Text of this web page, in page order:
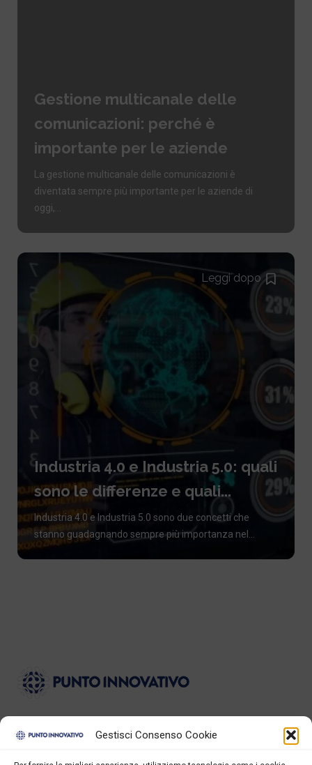
Gestisci Consenso Cookie
Gestione multicanale delle
comunicazioni: perché è
importante per le aziende
La gestione multicanale delle comunicazioni è
diventata sempre più importante per le aziende di
oggi,...
Leggi dopo
Industria 4.0 e Industria 5.0: quali
sono le differenze e quali...
Industria 4.0 e Industria 5.0 sono due concetti che
stanno guadagnando sempre più importanza nel...